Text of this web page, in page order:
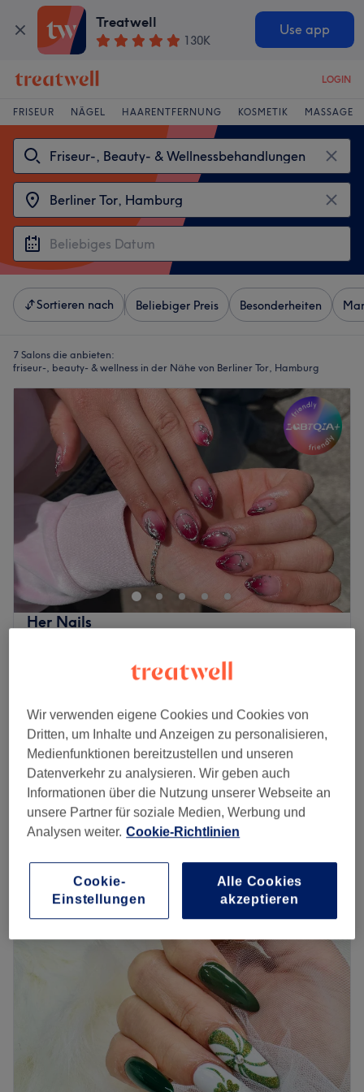
Treatwell
130K
Use app
LOGIN
FRISEUR NÄGEL HAARENTFERNUNG KOSMETIK MASSAGE
Sortieren nach Beliebiger Preis Besonderheiten
7 Salons die anbieten:
friseur-, beauty- & wellness in der Nähe von Berliner Tor, Hamburg
Her Nails
St. Georg, Hamburg
Auf Karte anzeigen
Nagelmodellage - Neues Set mit
10 Min. - 1 Std. 25 Min.
Nagelmodellage - Auffüllen mit Gel/Acryl
10 Min. - 1 Std. 20 Min.
Maniküre
20 Min. - 40 Min.
ab
Schnellansicht Saloninfos
Montag 10:00–20:00
Dienstag
10:00–20:00
Mittwoch
10:00–20:00
Donnerstag
10:00–20:00
10:00–20:00
10:00
18:00
Geschlossen
Her Nails is ein charmantes Nagelstudio im Herzen von
St. Georg, das sämtliche klassischen Nagelservices
anbietet – von Maniküre und Pediküre über Modellagen
Wir verwenden eigene Cookies und Cookies von
Dritten, um Inhalte und Anzeigen zu personalisieren,
Medienfunktionen bereitzustellen und unseren
Datenverkehr zu analysieren. Wir geben auch
Informationen über die Nutzung unserer Webseite an
unsere Partner für soziale Medien, Werbung und
Analysen weiter. Cookie-Richtlinien
Cookie-
Einstellungen
Alle Cookies
akzeptieren